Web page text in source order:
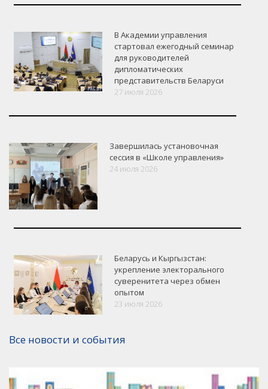
Версия для печати
В Академии управления
стартовал ежегодный семинар
для руководителей
дипломатических
представительств Беларуси
27 июля 2026
Завершилась установочная
сессия в «Школе управления»
24 июля 2026
Беларусь и Кыргызстан:
укрепление электорального
суверенитета через обмен
опытом
23 июля 2026
Все новости и события